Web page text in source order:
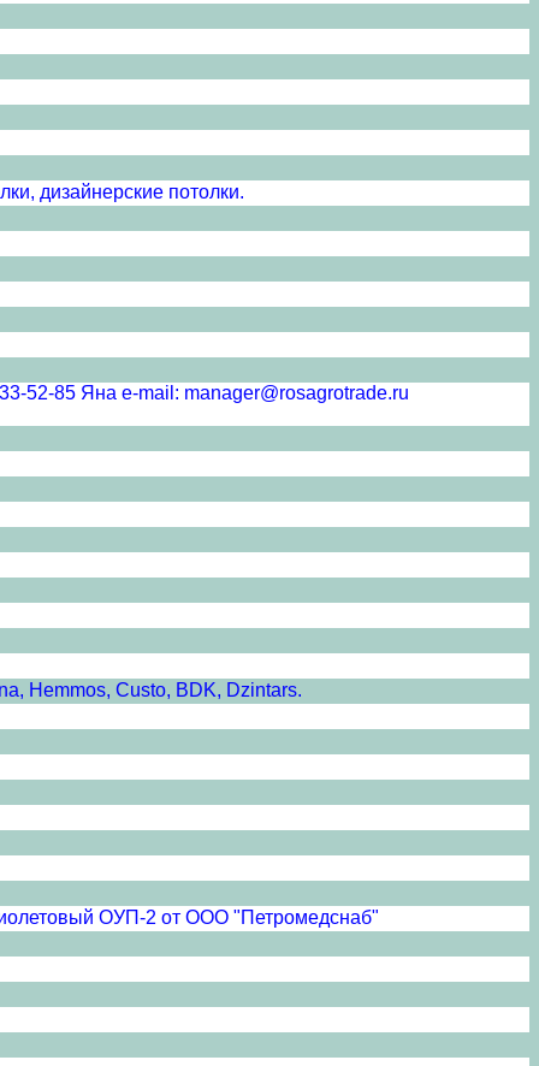
дизайнерские потолки.
Яна e-mail: manager@rosagrotrade.ru
Hemmos, Custo, BDK, Dzintars.
ОУП-2 от ООО "Петромедснаб"